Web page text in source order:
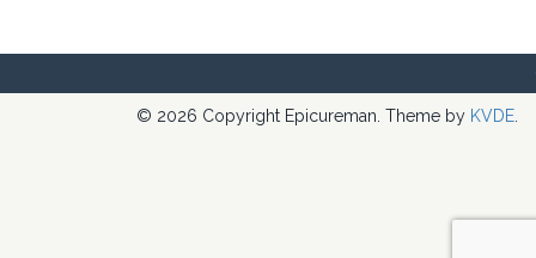
© 2026 Copyright Epicureman. Theme by KVDE.